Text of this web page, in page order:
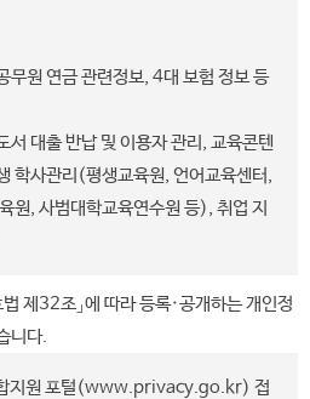
무원 연금 관련정보, 4대 보험 정보 등
서 대출 반납 및 이용자 관리, 교육콘텐
학사관리(평생교육원, 언어교육센터,
원, 사범대학교육연수원 등), 취업 지
제32조」에 따라 등록·공개하는 개인정
니다.
합지원 포털(www.privacy.go.kr) 접